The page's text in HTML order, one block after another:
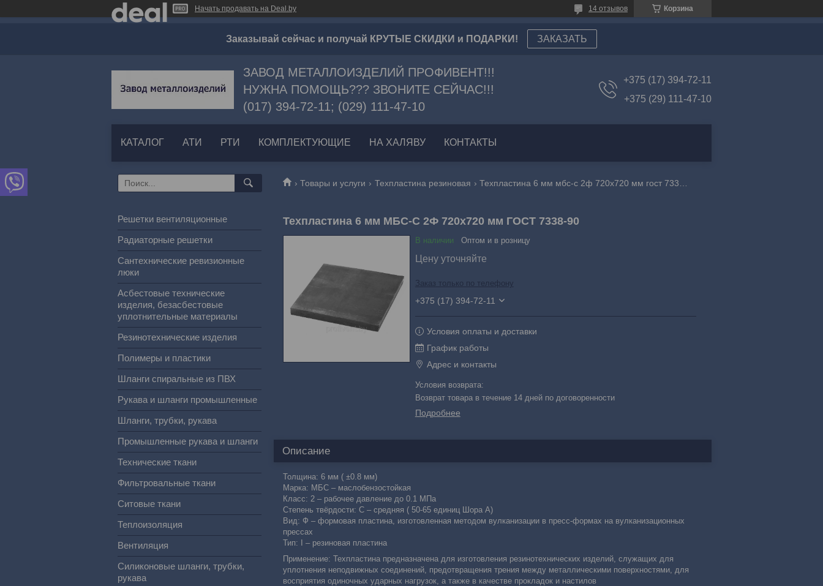
Начать продавать на Deal.by Корзина
14 отзывов
Заказывай сейчас и получай КРУТЫЕ СКИДКИ и ПОДАРКИ! ЗАКАЗАТЬ
ЗАВОД МЕТАЛЛОИЗДЕЛИЙ ПРОФИВЕНТ!!!
НУЖНА ПОМОЩЬ??? ЗВОНИТЕ СЕЙЧАС!!!
(017) 394-72-11; (029) 111-47-10
+375 (17) 394-72-11
+375 (29) 111-47-10
КАТАЛОГ АТИ РТИ КОМПЛЕКТУЮЩИЕ НА ХАЛЯВУ КОНТАКТЫ
Товары и услуги Техпластина резиновая
Техпластина 6 мм МБС-С 2Ф 720х720 мм ГОСТ 7338-90
В наличии Оптом и в розницу
Цену уточняйте
Заказ только по телефону
+375 (17) 394-72-11
Условия оплаты и доставки
График работы
Адрес и контакты
возврат товара в течение 14 дней по договоренности
Подробнее
Описание
Толщина: 6 мм ( ±0.8 мм)
Марка: МБС – маслобензостойкая
Класс: 2 – рабочее давление до 0.1 МПа
Степень твёрдости: С – средняя ( 50-65 единиц Шора А)
Вид: Ф – формовая пластина, изготовленная методом вулканизации в пресс-формах на вулканизационных
прессах
Тип: I – резиновая пластина
Применение: Техпластина предназначена для изготовления резинотехнических изделий, служащих для
уплотнения неподвижных соединений, предотвращения трения между металлическими поверхностями, для
восприятия одиночных ударных нагрузок, а также в качестве прокладок и настилов
Решетки вентиляционные
Радиаторные решетки
Сантехнические ревизионные
люки
Асбестовые технические
изделия, безасбестовые
уплотнительные материалы
Резинотехнические изделия
Полимеры и пластики
Шланги спиральные из ПВХ
Рукава и шланги промышленные
Шланги, трубки, рукава
Промышленные рукава и шланги
Технические ткани
Фильтровальные ткани
Ситовые ткани
Теплоизоляция
Вентиляция
Силиконовые шланги, трубки,
рукава